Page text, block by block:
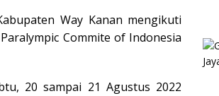
Way Kanan mengikuti
Commite of Indonesia
20 sampai 21 Agustus 2022